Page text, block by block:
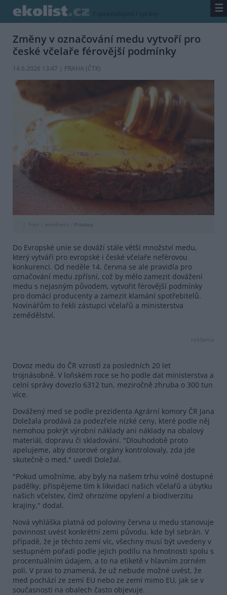
/ zpravodajství / zprávy ☰
Změny v označování medu vytvoří pro
české včelaře férovější podmínky
14.6.2026 13:47 | PRAHA (ČTK)
Foto | estelheitz / Pixabay
Do Evropské unie se dováží stále větší množství medu,
který vytváří pro evropské i české včelaře neférovou
konkurenci. Od neděle 14. června se ale pravidla pro
označování medu zpřísní, což by mělo zamezit dovážení
medu s nejasným původem, vytvořit férovější podmínky
pro domácí producenty a zamezit klamání spotřebitelů.
Novinářům to řekli zástupci včelařů a ministerstva
zemědělství.
reklama
Dovoz medu do ČR vzrostl za posledních 20 let
trojnásobně. V loňském roce se ho podle dat ministerstva a
celní správy dovezlo 6312 tun, meziročně zhruba o 300 tun
více.
Dovážený med se podle prezidenta Agrární komory ČR Jana
Doležala prodává za podezřele nízké ceny, které podle něj
nemohou pokrýt výrobní náklady ani náklady na obalový
materiál, dopravu či skladování. "Dlouhodobě proto
apelujeme, aby dozorové orgány kontrolovaly, zda jde
skutečně o med," uvedl Doležal.
"Pokud umožníme, aby byly na našem trhu volně dostupné
padělky, přispějeme tím k likvidaci našich včelařů a úbytku
našich včelstev, čímž ohrozíme opylení a biodiverzitu
krajiny," dodal.
Nová vyhláška platná od poloviny června u medu stanovuje
povinnost uvést konkrétní zemi původu, kde byl sebrán. V
případě, že je těchto zemí víc, všechny musí být uvedeny v
sestupném pořadí podle jejich podílu na hmotnosti spolu s
procentuálním údajem, a to na etiketě v hlavním zorném
poli. V praxi to znamená, že už nebude možné uvést, že
med pochází ze zemí EU nebo ze zemí mimo EU, jak se v
současnosti na obalech často objevuje.